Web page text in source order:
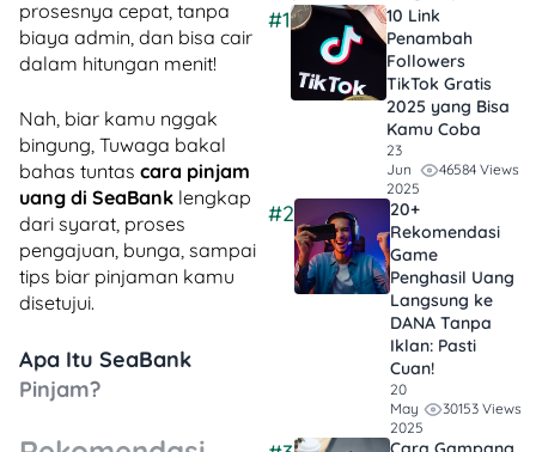
prosesnya cepat, tanpa
biaya admin, dan bisa cair
dalam hitungan menit!
Nah, biar kamu nggak
bingung, Tuwaga bakal
bahas tuntas cara pinjam
uang di SeaBank lengkap
dari syarat, proses
pengajuan, bunga, sampai
tips biar pinjaman kamu
disetujui.
Apa Itu SeaBank
Pinjam?
#1
10 Link
Penambah
Followers
TikTok Gratis​
2025 yang Bisa
Kamu Coba
23
Jun
2025
46584 Views
#2
20+
Rekomendasi
Game
Penghasil Uang
Langsung ke
DANA Tanpa
Iklan​: Pasti
Cuan!
20
May
2025
30153 Views